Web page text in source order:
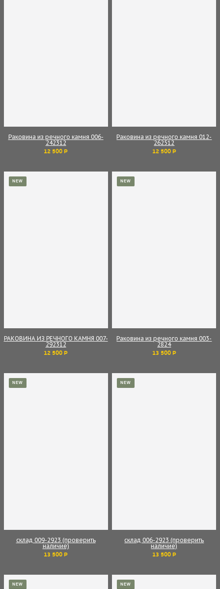
Раковина из речного камня 006-
242312
12 500 Р
Раковина из речного камня 012-
262512
12 500 Р
NEW
РАКОВИНА ИЗ РЕЧНОГО КАМНЯ 007-
292312
12 500 Р
NEW
Раковина из речного камня 003-
2824
13 500 Р
NEW
склад 009-2923 (проверить
наличие)
13 500 Р
NEW
склад 006-2923 (проверить
наличие)
13 500 Р
NEW NEW